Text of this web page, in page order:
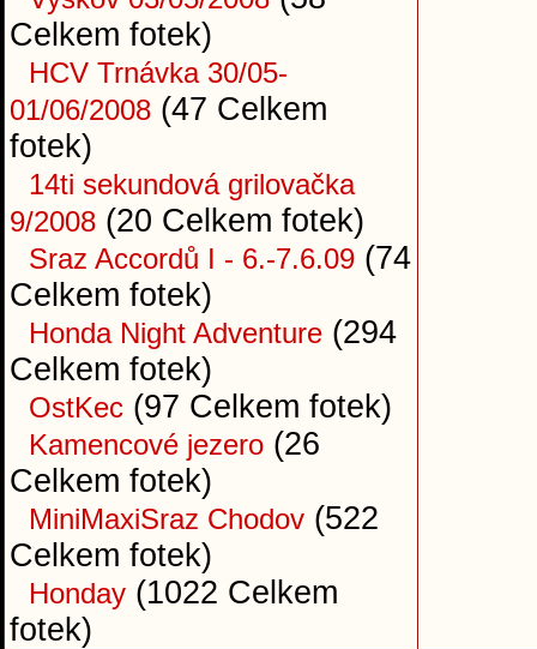
Celkem fotek)
HCV Trnávka 30/05-
01/06/2008 (47 Celkem
fotek)
14ti sekundová grilovačka
9/2008 (20 Celkem fotek)
Sraz Accordů I - 6.-7.6.09 (74
Celkem fotek)
Honda Night Adventure (294
Celkem fotek)
OstKec (97 Celkem fotek)
Kamencové jezero (26
Celkem fotek)
MiniMaxiSraz Chodov (522
Celkem fotek)
Honday (1022 Celkem
fotek)